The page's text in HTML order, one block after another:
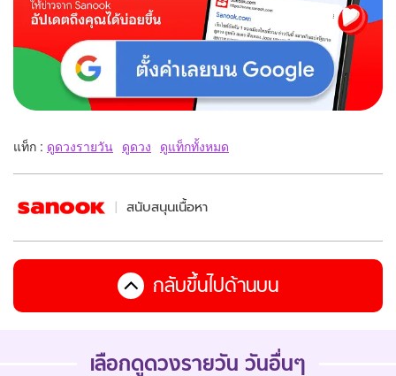
แท็ก : ดูดวงรายวัน ดูดวง ดูแท็กทั้งหมด
สนับสนุนเนื้อหา
กลับขึ้นไปด้านบน
เลือกดูดวงรายวัน วันอื่นๆ